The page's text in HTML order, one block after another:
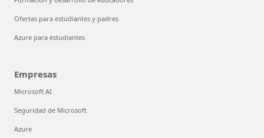
Ofertas para estudiantes y padres
Azure para estudiantes
Empresas
Microsoft AI
Seguridad de Microsoft
Azure